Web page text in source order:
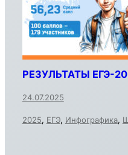
РЕЗУЛЬТАТЫ ЕГЭ-
24.07.2025
2025, ЕГЭ, Инфографика,